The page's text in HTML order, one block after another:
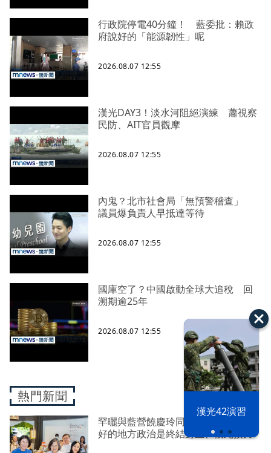
漢光42演習
行政院停電40分鐘！ 藍委批：賴政
府說好的「能源韌性」呢
2026.08.07 12:55
漢光DAY3！淡水河阻絕演練 蕭視察
民防、AIT官員觀摩
2026.08.07 12:55
內鬼？北市社會局「無預警稽查」
議員爆負責人早抵達等待
2026.08.07 12:55
國庫空了？中國啟動全球大追稅 回
溯期逾25年
2026.08.07 12:55
熱門新聞
罕曬與藍營饒慶玲同框照 蔡英文：
好的地方政治是終結對立、彼此接力